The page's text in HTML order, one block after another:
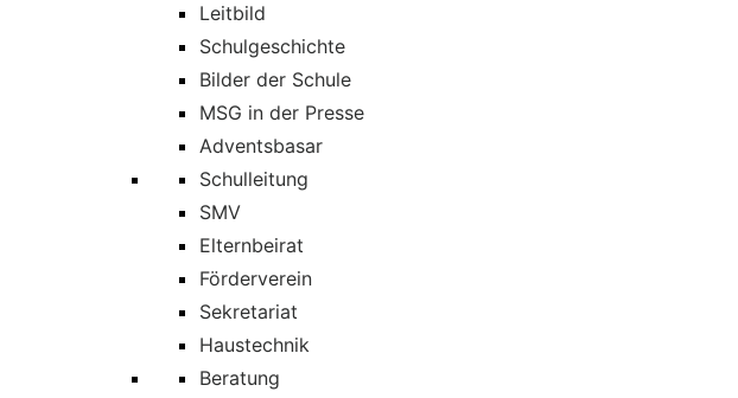
Leitbild
Schulgeschichte
Bilder der Schule
MSG in der Presse
Adventsbasar
Schulleitung
SMV
Elternbeirat
Förderverein
Sekretariat
Haustechnik
Beratung